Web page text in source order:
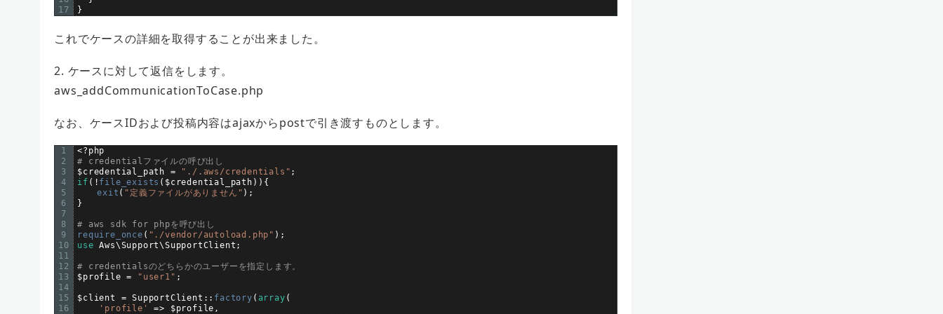
17
}
これでケースの詳細を取得することが出来ました。
2. ケースに対して返信をします。
aws_addCommunicationToCase.php
なお、ケースIDおよび投稿内容はajaxからpostで引き渡すものとします。
1
2
3
4
5
6
7
8
9
10
11
12
13
14
15
16
<? php
# credentialファイルの呼び出し
$credential_path = "./.aws/credentials" ;
if ( ! file_exists ( $credential_path ) ) {
exit ( "定義ファイルがありません" ) ;
}
# aws sdk for phpを呼び出し
require_once ( "./vendor/autoload.php" ) ;
use
Aws\Support\SupportClient ;
# credentialsのどちらかのユーザーを指定します。
$profile = "user1" ;
$client = SupportClient :: factory ( array (
'profile'
=> $profile ,